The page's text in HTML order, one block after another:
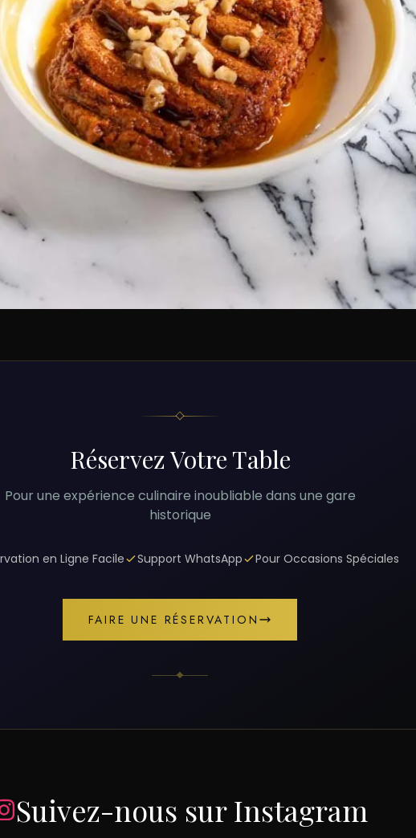
Réservez Votre Table
Pour une expérience culinaire inoubliable dans une gare
historique
en Ligne Facile Support WhatsApp Pour Occasions Spéciales
FAIRE UNE RÉSERVATION
Suivez-nous sur Instagram